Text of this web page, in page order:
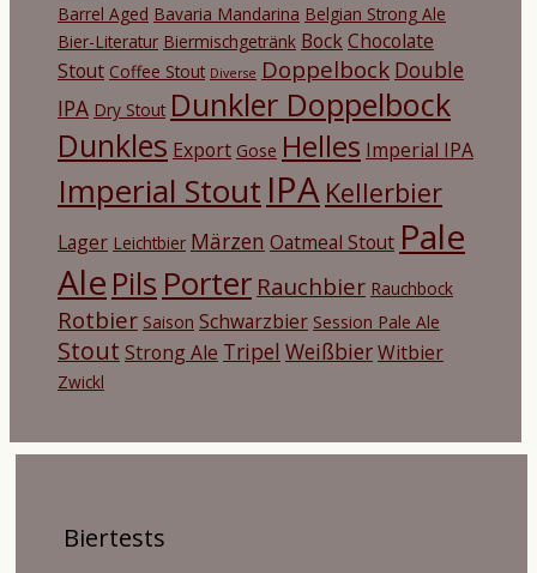
Barrel Aged Bavaria Mandarina Belgian Strong Ale
Bier-Literatur Biermischgetränk BockChocolate
Stout Coffee Stout Diverse Doppelbock Double
IPA Dry Stout Dunkler Doppelbock
Dunkles Export Gose Helles Imperial IPA
Imperial Stout IPA Kellerbier
Lager Leichtbier Märzen Oatmeal Stout Pale
Ale Pils Porter Rauchbier Rauchbock
Rotbier Saison Schwarzbier Session Pale Ale
Stout Strong Ale Tripel WeißbierWitbier
Zwickl
Biertests